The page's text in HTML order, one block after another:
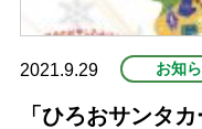
2021.9.29 お知
「ひろおサンタ